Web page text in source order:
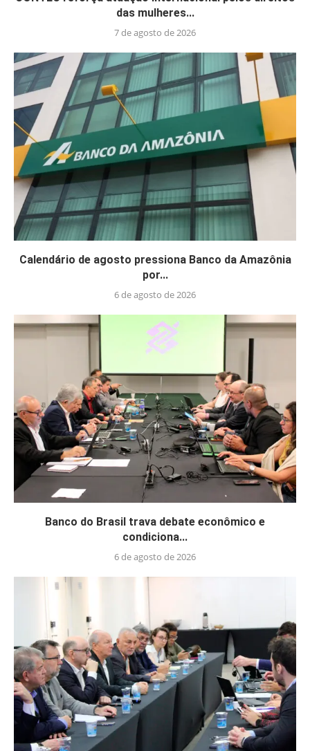
das mulheres...
7 de agosto de 2026
Calendário de agosto pressiona Banco da Amazônia
por...
6 de agosto de 2026
Banco do Brasil trava debate econômico e
condiciona...
6 de agosto de 2026